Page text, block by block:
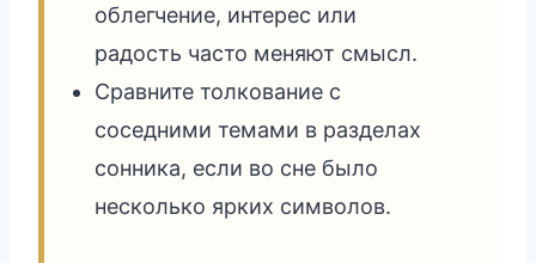
облегчение, интерес или
радость часто меняют смысл.
Сравните толкование с
соседними темами в разделах
сонника, если во сне было
несколько ярких символов.